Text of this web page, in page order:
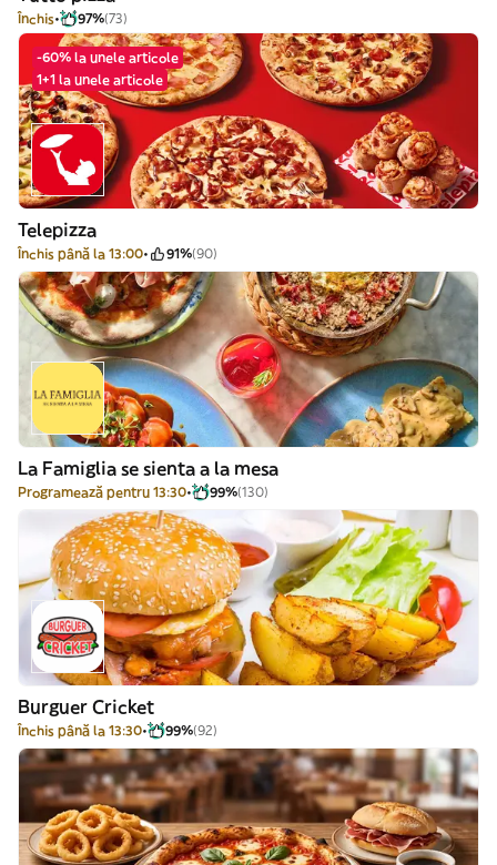
Închis 97%(73)
-60% la unele articole
1+1 la unele articole
Telepizza
Închis până la 13:00 91%(90)
La Famiglia se sienta a la mesa
Programează pentru 13:30 99%(130)
Burguer Cricket
Închis până la 13:30 99%(92)